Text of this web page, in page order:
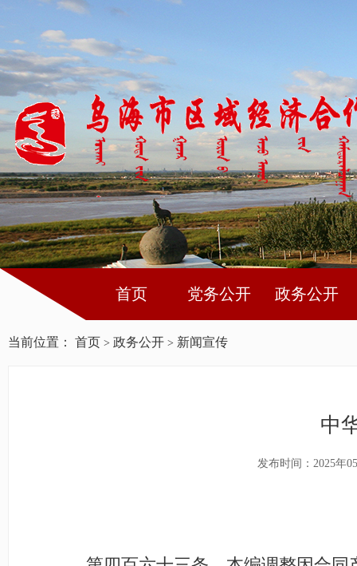
首页 党务公开 政务公开
当前位置： 首页 > 政务公开 > 新闻宣传
中
发布时间：2025年